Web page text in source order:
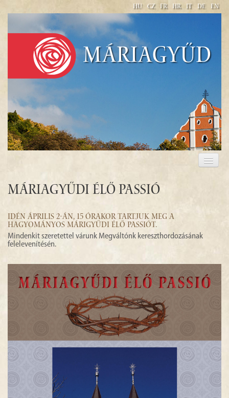
HU CZ FR HR IT DE EN
Máriagyűd
PELLEGRINAGGIO 2017
Máriagyűdi élő passió
IDÉN ÁPRILIS 2-ÁN, 15 ÓRAKOR TARTJUK MEG A
HAGYOMÁNYOS MÁRIGYŰDI ÉLŐ PASSIÓT.
Mindenkit szeretettel várunk Megváltónk kereszthordozásának
felelevenítésén.